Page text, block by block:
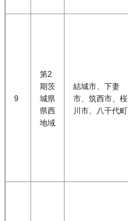
9
第2
期茨
城県
県西
地域
結城市、下妻
市、筑西市、桜
川市、八千代町